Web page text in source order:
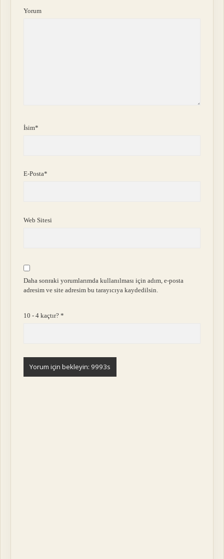
Yorum
İsim*
E-Posta*
Web Sitesi
Daha sonraki yorumlarımda kullanılması için adım, e-posta
adresim ve site adresim bu tarayıcıya kaydedilsin.
10 - 4 kaçtır?*